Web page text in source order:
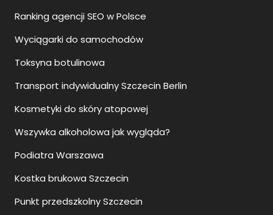
Ranking agencji SEO w Polsce
Wyciągarki do samochodów
Toksyna botulinowa
Transport indywidualny Szczecin Berlin
Kosmetyki do skóry atopowej
Wszywka alkoholowa jak wygląda?
Podiatra Warszawa
Kostka brukowa Szczecin
Punkt przedszkolny Szczecin